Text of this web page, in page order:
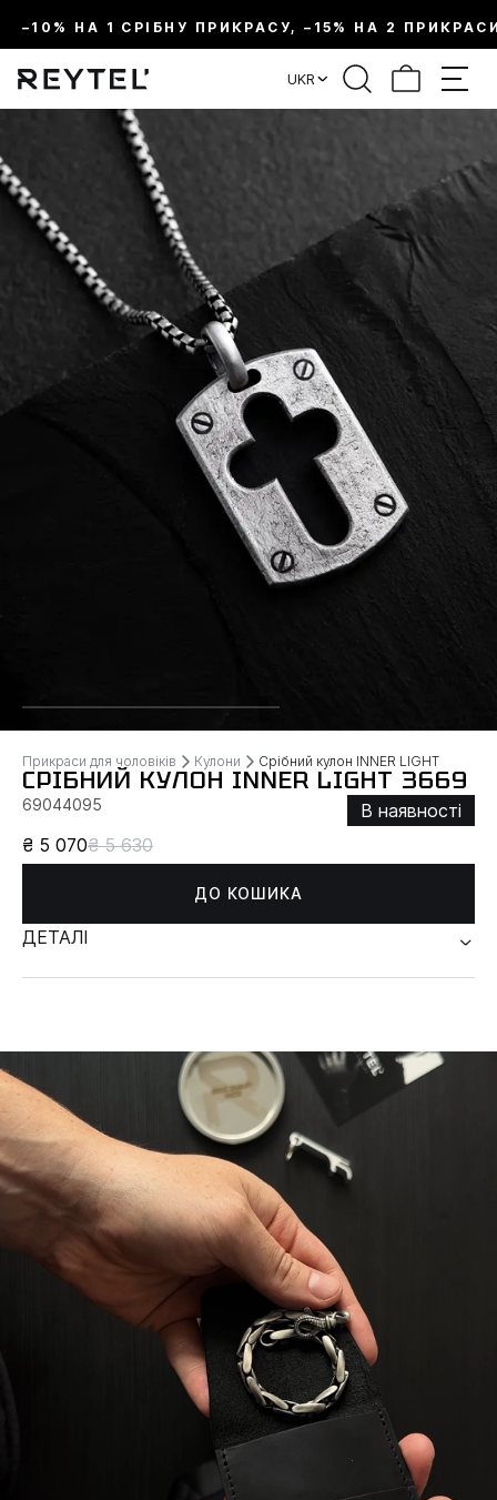
–10% НА 1 СРІБНУ ПРИКРАСУ, –15% НА 2
UKR
Прикраси для чоловіків Кулони Срібний кулон INNER LIGHT
СРІБНИЙ КУЛОН INNER LIGHT 3669
69044095
В наявності
₴ 5 070₴ 5 630
ДО КОШИКА
ДЕТАЛІ